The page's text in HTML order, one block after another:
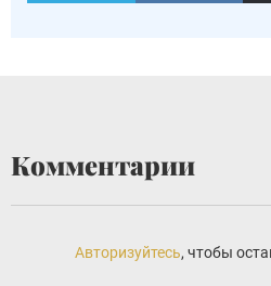
Комментарии
Авторизуйтесь, чтобы